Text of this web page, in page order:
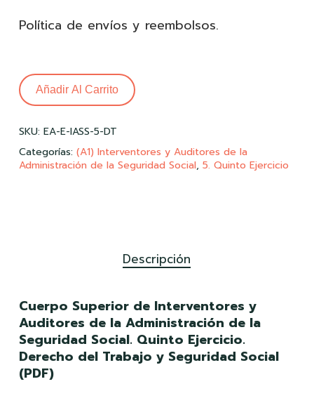
Política de envíos y reembolsos.
Añadir Al Carrito
SKU: EA-E-IASS-5-DT
Categorías: (A1) Interventores y Auditores de la
Administración de la Seguridad Social, 5. Quinto Ejercicio
Descripción
Cuerpo Superior de Interventores y
Auditores de la Administración de la
Seguridad Social. Quinto Ejercicio.
Derecho del Trabajo y Seguridad Social
(PDF)